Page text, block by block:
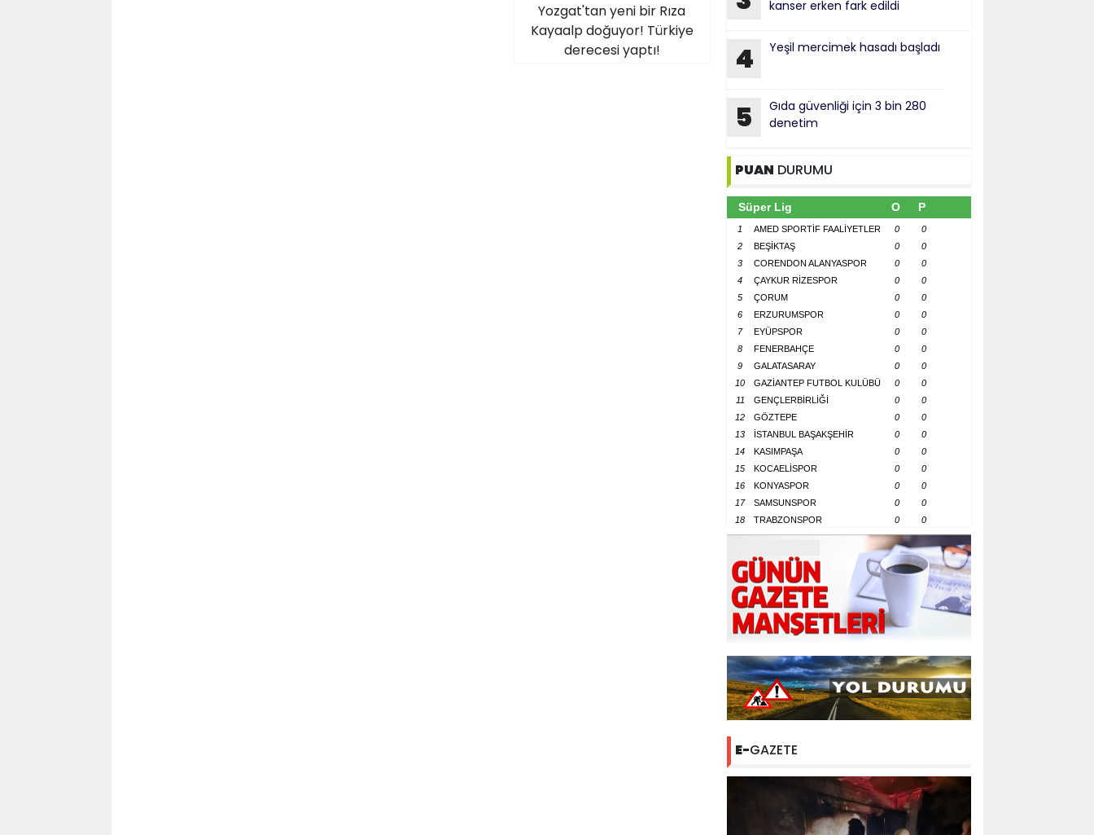
Yozgat'tan yeni bir Rıza
Kayaalp doğuyor! Türkiye
derecesi yaptı!
kanser erken fark edildi
4 Yeşil mercimek hasadı başladı
5
Gıda güvenliği için 3 bin 280
denetim
PUAN DURUMU
Süper Lig O P
1 AMED SPORTİF FAALİYETLER 0
0
2
BEŞİKTAŞ 0
0
3
CORENDON ALANYASPOR 0
0
4
ÇAYKUR RİZESPOR 0
0
5
ÇORUM 0
0
6
ERZURUMSPOR 0
0
7
EYÜPSPOR 0
0
8
FENERBAHÇE 0
0
9
GALATASARAY 0
0
10
GAZİANTEP FUTBOL KULÜBÜ 0
0
11
GENÇLERBİRLİĞİ 0
0
12
GÖZTEPE 0
0
13
İSTANBUL BAŞAKŞEHİR 0
0
14
KASIMPAŞA 0
0
15
KOCAELİSPOR 0
0
16
KONYASPOR 0
0
17
SAMSUNSPOR 0
0
18
TRABZONSPOR 0 0
E-GAZETE